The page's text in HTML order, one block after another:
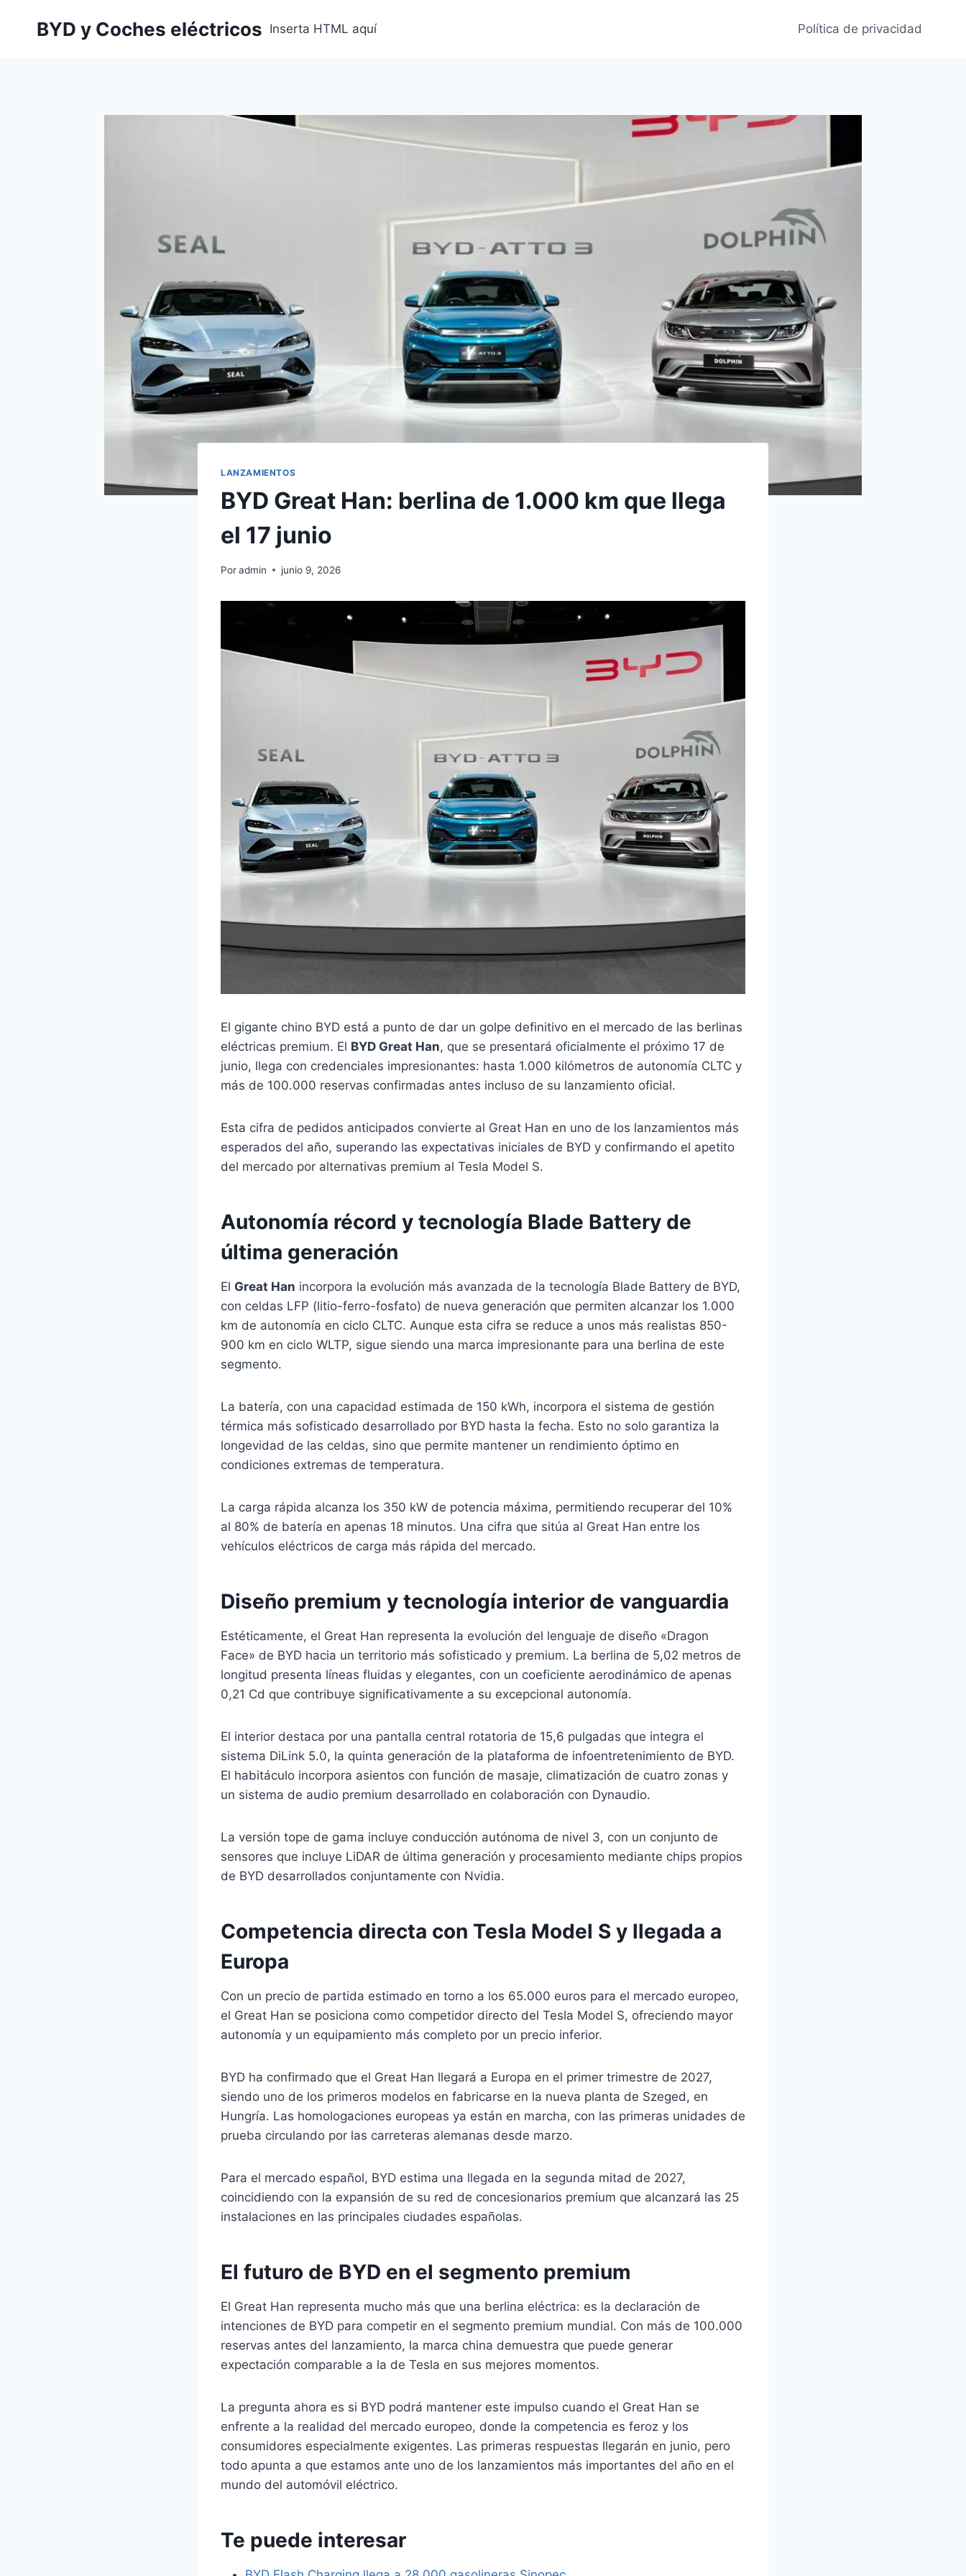
BYD y Coches eléctricos Inserta HTML aquí Política de privacidad
LANZAMIENTOS
BYD Great Han: berlina de 1.000 km que llega
el 17 junio
Poradmin junio 9, 2026
El gigante chino BYD está a punto de dar un golpe definitivo en el mercado de las berlinas
eléctricas premium. El BYD Great Han, que se presentará oficialmente el próximo 17 de
junio, llega con credenciales impresionantes: hasta 1.000 kilómetros de autonomía CLTC y
más de 100.000 reservas confirmadas antes incluso de su lanzamiento oficial.
Esta cifra de pedidos anticipados convierte al Great Han en uno de los lanzamientos más
esperados del año, superando las expectativas iniciales de BYD y confirmando el apetito
del mercado por alternativas premium al Tesla Model S.
Autonomía récord y tecnología Blade Battery de
última generación
El Great Han incorpora la evolución más avanzada de la tecnología Blade Battery de BYD,
con celdas LFP (litio-ferro-fosfato) de nueva generación que permiten alcanzar los 1.000
km de autonomía en ciclo CLTC. Aunque esta cifra se reduce a unos más realistas 850-
900 km en ciclo WLTP, sigue siendo una marca impresionante para una berlina de este
segmento.
La batería, con una capacidad estimada de 150 kWh, incorpora el sistema de gestión
térmica más sofisticado desarrollado por BYD hasta la fecha. Esto no solo garantiza la
longevidad de las celdas, sino que permite mantener un rendimiento óptimo en
condiciones extremas de temperatura.
La carga rápida alcanza los 350 kW de potencia máxima, permitiendo recuperar del 10%
al 80% de batería en apenas 18 minutos. Una cifra que sitúa al Great Han entre los
vehículos eléctricos de carga más rápida del mercado.
Diseño premium y tecnología interior de vanguardia
Estéticamente, el Great Han representa la evolución del lenguaje de diseño «Dragon
Face» de BYD hacia un territorio más sofisticado y premium. La berlina de 5,02 metros de
longitud presenta líneas fluidas y elegantes, con un coeficiente aerodinámico de apenas
0,21 Cd que contribuye significativamente a su excepcional autonomía.
El interior destaca por una pantalla central rotatoria de 15,6 pulgadas que integra el
sistema DiLink 5.0, la quinta generación de la plataforma de infoentretenimiento de BYD.
El habitáculo incorpora asientos con función de masaje, climatización de cuatro zonas y
un sistema de audio premium desarrollado en colaboración con Dynaudio.
La versión tope de gama incluye conducción autónoma de nivel 3, con un conjunto de
sensores que incluye LiDAR de última generación y procesamiento mediante chips propios
de BYD desarrollados conjuntamente con Nvidia.
Competencia directa con Tesla Model S y llegada a
Europa
Con un precio de partida estimado en torno a los 65.000 euros para el mercado europeo,
el Great Han se posiciona como competidor directo del Tesla Model S, ofreciendo mayor
autonomía y un equipamiento más completo por un precio inferior.
BYD ha confirmado que el Great Han llegará a Europa en el primer trimestre de 2027,
siendo uno de los primeros modelos en fabricarse en la nueva planta de Szeged, en
Hungría. Las homologaciones europeas ya están en marcha, con las primeras unidades de
prueba circulando por las carreteras alemanas desde marzo.
Para el mercado español, BYD estima una llegada en la segunda mitad de 2027,
coincidiendo con la expansión de su red de concesionarios premium que alcanzará las 25
instalaciones en las principales ciudades españolas.
El futuro de BYD en el segmento premium
El Great Han representa mucho más que una berlina eléctrica: es la declaración de
intenciones de BYD para competir en el segmento premium mundial. Con más de 100.000
reservas antes del lanzamiento, la marca china demuestra que puede generar
expectación comparable a la de Tesla en sus mejores momentos.
La pregunta ahora es si BYD podrá mantener este impulso cuando el Great Han se
enfrente a la realidad del mercado europeo, donde la competencia es feroz y los
consumidores especialmente exigentes. Las primeras respuestas llegarán en junio, pero
todo apunta a que estamos ante uno de los lanzamientos más importantes del año en el
mundo del automóvil eléctrico.
Te puede interesar